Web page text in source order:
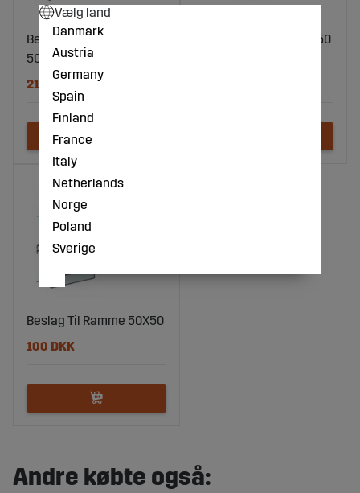
Beslag 65X60 Til Ramme
50X50
215 DKK
Beslag Til Ramme 50X50
Beslag Til Ramme 50X50
100 DKK
Andre købte også:
Vælg land
Danmark
Austria
Germany
Spain
Finland
France
Italy
Netherlands
Norge
Poland
Sverige